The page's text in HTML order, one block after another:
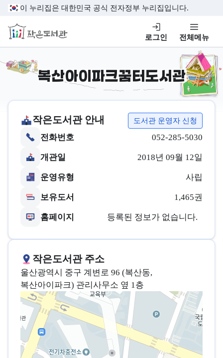
본문 바로가기
이 누리집은 대한민국 공식 전자정부 누리집입니다.
작은도서관
로그인 전체메뉴
복산아이파크꿈터도서관
작은도서관 안내 도서관 운영자 신청
전화번호 052-285-5030
개관일 2018년 09월 12일
운영유형 사립
보유도서 1,465권
홈페이지 등록된 정보가 없습니다.
작은도서관 주소
울산광역시 중구 계변로 96 (복산동,
복산아이파크) 관리사무소 옆 1층